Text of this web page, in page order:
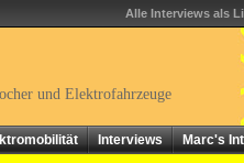
Alle Interviews als
und Elektrofahrzeuge
Interviews Marc's